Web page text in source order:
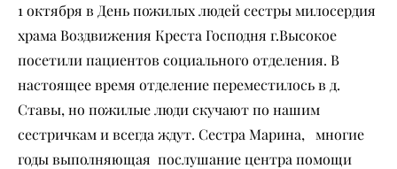
1 октября в День пожилых людей сестры милосердия
храма Воздвижения Креста Господня г.Высокое
посетили пациентов социального отделения. В
настоящее время отделение переместилось в д.
Ставы, но пожилые люди скучают по нашим
сестричкам и всегда ждут. Сестра Марина, многие
годы выполняющая послушание центра помощи